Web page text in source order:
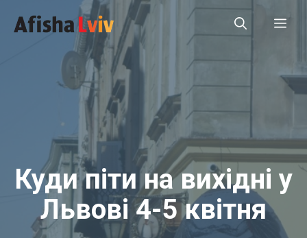
до
Куди піти на вихідні у
Львові 4-5 квітня